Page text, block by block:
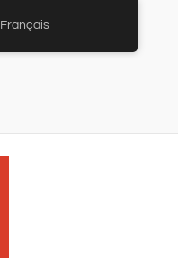
Français